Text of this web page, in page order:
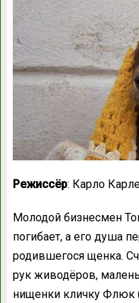
Режиссёр: Карло
Молодой бизнесмен
погибает, а его душа
родившегося щенка.
рук живодёров,
нищенки кличку Флюк